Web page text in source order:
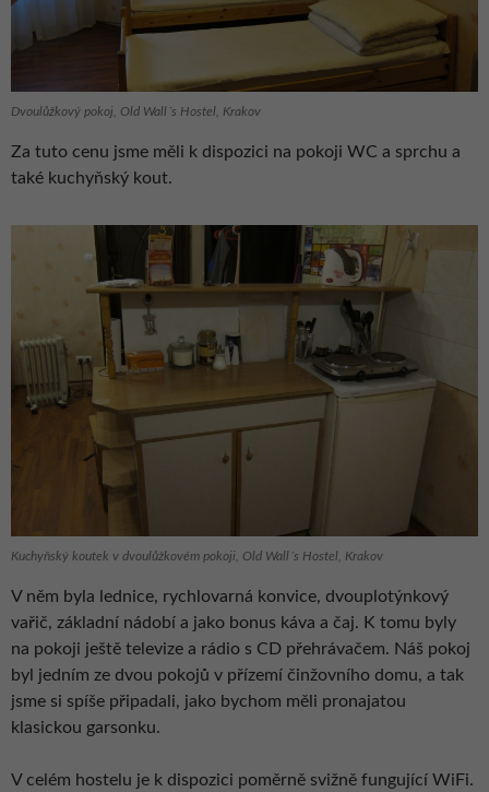
Dvoulůžkový pokoj, Old Wall´s Hostel, Krakov
Za tuto cenu jsme měli k dispozici na pokoji WC a sprchu a
také kuchyňský kout.
Kuchyňský koutek v dvoulůžkovém pokoji, Old Wall´s Hostel, Krakov
V něm byla lednice, rychlovarná konvice, dvouplotýnkový
vařič, základní nádobí a jako bonus káva a čaj. K tomu byly
na pokoji ještě televize a rádio s CD přehrávačem. Náš pokoj
byl jedním ze dvou pokojů v přízemí činžovního domu, a tak
jsme si spíše připadali, jako bychom měli pronajatou
klasickou garsonku.
V celém hostelu je k dispozici poměrně svižně fungující WiFi.